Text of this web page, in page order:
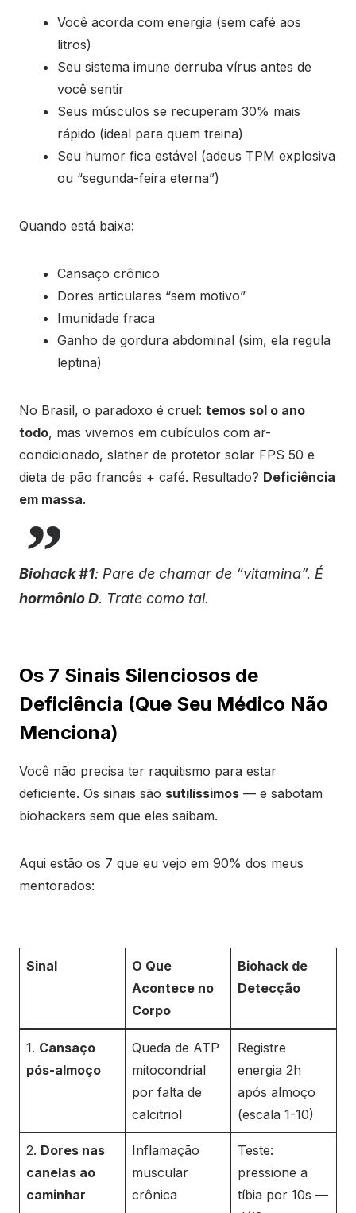
Você acorda com energia (sem café aos
litros)
Seu sistema imune derruba vírus antes de
você sentir
Seus músculos se recuperam 30% mais
rápido (ideal para quem treina)
Seu humor fica estável (adeus TPM explosiva
ou “segunda-feira eterna”)
Quando está baixa:
Cansaço crônico
Dores articulares “sem motivo”
Imunidade fraca
Ganho de gordura abdominal (sim, ela regula
leptina)
No Brasil, o paradoxo é cruel: temos sol o ano
todo, mas vivemos em cubículos com ar-
condicionado, slather de protetor solar FPS 50 e
dieta de pão francês + café. Resultado? Deficiência
em massa.
Biohack #1: Pare de chamar de “vitamina”. É
hormônio D. Trate como tal.
Os 7 Sinais Silenciosos de
Deficiência (Que Seu Médico Não
Menciona)
Você não precisa ter raquitismo para estar
deficiente. Os sinais são sutilíssimos — e sabotam
biohackers sem que eles saibam.
Aqui estão os 7 que eu vejo em 90% dos meus
mentorados:
Sinal
O Que
Acontece no
Corpo
Biohack de
Detecção
1. Cansaço
pós-almoço
Queda de ATP
mitocondrial
por falta de
calcitriol
Registre
energia 2h
após almoço
(escala 1-10)
2. Dores nas
canelas ao
caminhar
Inflamação
muscular
crônica
Teste:
pressione a
tíbia por 10s —